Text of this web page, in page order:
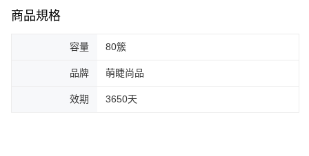
商品規格
容量 80簇
品牌 萌睫尚品
效期 3650天